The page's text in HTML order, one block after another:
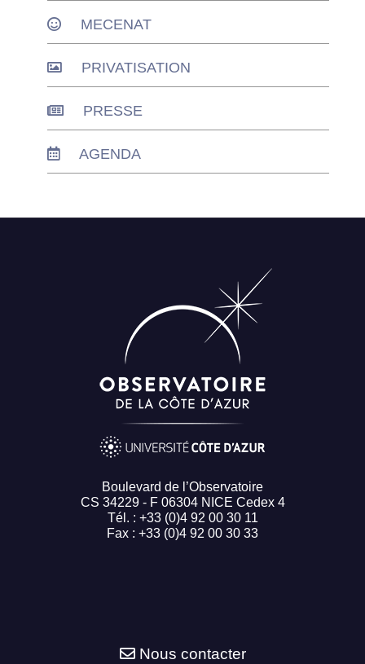
MECENAT
PRIVATISATION
PRESSE
AGENDA
Boulevard de l’Observatoire
CS 34229 - F 06304 NICE Cedex 4
Tél. : +33 (0)4 92 00 30 11
Fax : +33 (0)4 92 00 30 33
Nous contacter